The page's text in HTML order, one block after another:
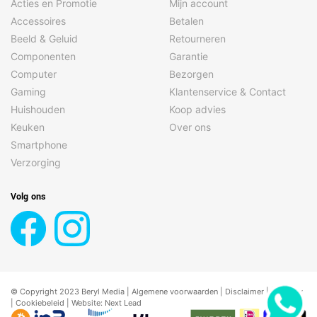
Acties en Promotie
Accessoires
Beeld & Geluid
Componenten
Computer
Gaming
Huishouden
Keuken
Smartphone
Verzorging
Mijn account
Betalen
Retourneren
Garantie
Bezorgen
Klantenservice & Contact
Koop advies
Over ons
Volg ons
© Copyright 2023 Beryl Media | Algemene voorwaarden Disclaimer | |Privacy
Cookiebeleid | Website: Next Lead